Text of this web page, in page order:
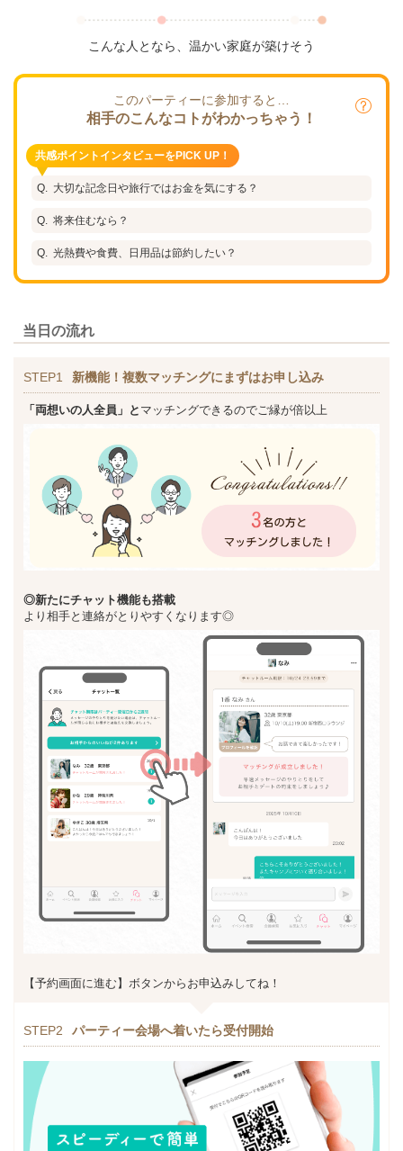
こんな人となら、温かい家庭が築けそう
このパーティーに参加すると…
相手のこんなコトがわかっちゃう！
共感ポイントインタビューをPICK UP！
大切な記念日や旅行ではお金を気にする？
将来住むなら？
光熱費や食費、日用品は節約したい？
当日の流れ
STEP1 新機能！複数マッチングにまずはお申し込み
「両想いの人全員」と マッチングできるのでご縁が倍以上
◎新たにチャット機能も搭載
より相手と連絡がとりやすくなります◎
【予約画面に進む】ボタンからお申込みしてね！
STEP2 パーティー会場へ着いたら受付開始